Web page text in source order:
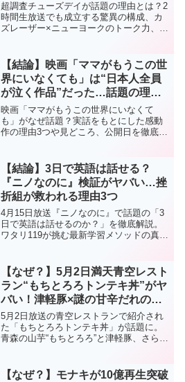
超調査チューズデイが話題の理由とは？2
時間生放送でも成立する驚異の構成、カ
ズレーザー×ニューヨークのトーク力、視
とめました。
【結論】映画「ママがもうこの世
界にいなくても」は“日本人全員
が泣く作品”だった…話題の理由3
つがヤバい
映画「ママがもうこの世界にいなくて
も」がなぜ話題？実話をもとにした感動
作の理由3つや見どころ、公開日を徹底解
【結論】3日で英語は話せる？
『ニノなのに』検証がヤバい…挫
折組が救われる理由3つ
4月15日放送『ニノなのに』で話題の「3
日で英語は話せるのか？」を徹底解説。
ワタリ119が挑む最新学習メソッドの真
す。
【なぜ？】5月2日満天青空レスト
ラン“もちとろろトンテキ丼”がヤ
バい！津軽豚×謎の甘辛だれの正
体とは
5月2日放送の青空レストランで紹介され
た「もちとろろトンテキ丼」が話題に。
青森の山芋“もちとろろ”と津軽豚、さらに
くまとめました。
【なぜ？】モナキが10億再生突破